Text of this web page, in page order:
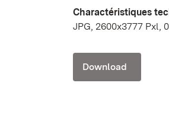
Charactéristiques
JPG, 2600x3777 Pxl,
Download